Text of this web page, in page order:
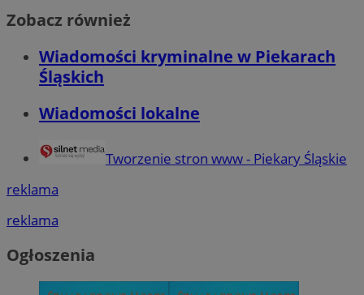
Zobacz również
Wiadomości kryminalne w Piekarach
Śląskich
Wiadomości lokalne
Tworzenie stron www - Piekary Śląskie
reklama
reklama
Ogłoszenia